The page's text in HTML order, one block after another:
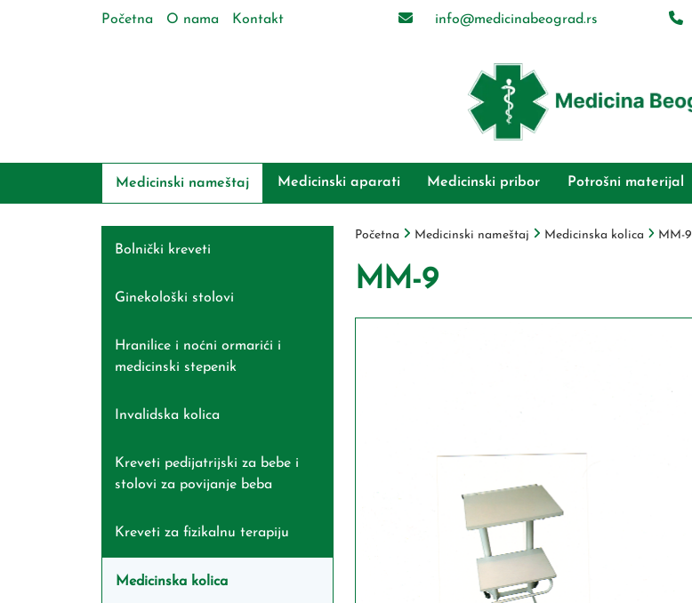
Početna O nama Kontakt info@medicinabeograd.rs
Medicinski nameštaj Medicinski aparati Medicinski pribor Potrošni materijal
Bolnički kreveti
Ginekološki stolovi
Hranilice i noćni ormarići i
medicinski stepenik
Invalidska kolica
Kreveti pedijatrijski za bebe i
stolovi za povijanje beba
Kreveti za fizikalnu terapiju
Medicinska kolica
Početna Medicinski nameštaj Medicinska kolica MM-9
MM-9